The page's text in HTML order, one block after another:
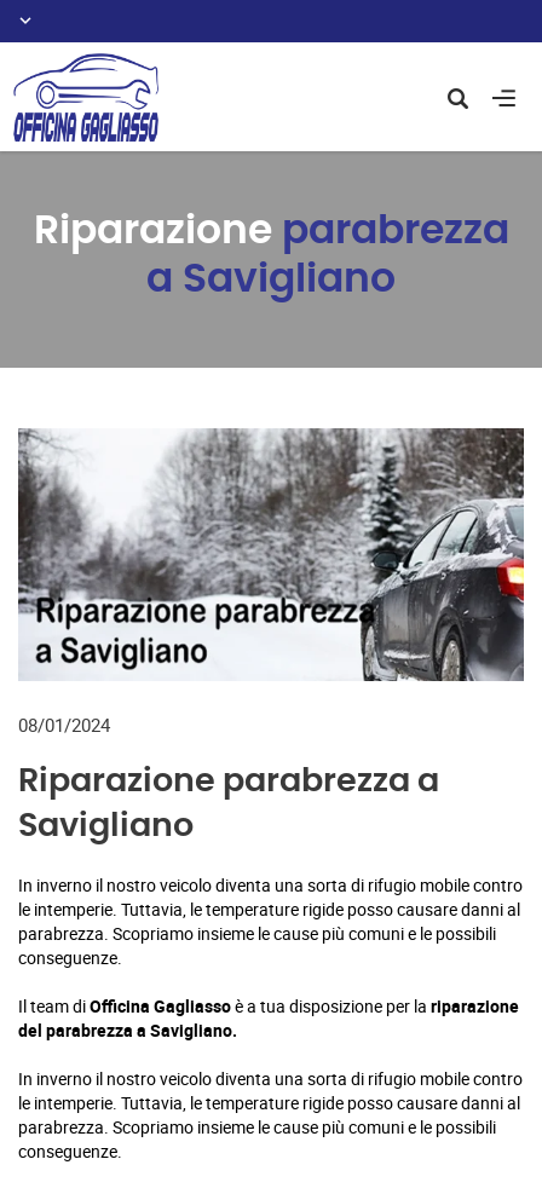
Riparazione parabrezza
a Savigliano
08/01/2024
Riparazione parabrezza a
Savigliano
In inverno il nostro veicolo diventa una sorta di rifugio mobile contro
le intemperie. Tuttavia, le temperature rigide posso causare danni al
parabrezza. Scopriamo insieme le cause più comuni e le possibili
conseguenze.
Il team diOfficina Gagliassoè a tua disposizione per la riparazione
del parabrezza a Savigliano.
In inverno il nostro veicolo diventa una sorta di rifugio mobile contro
le intemperie. Tuttavia, le temperature rigide posso causare danni al
parabrezza. Scopriamo insieme le cause più comuni e le possibili
conseguenze.